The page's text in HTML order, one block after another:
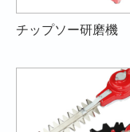
チップソー研磨機